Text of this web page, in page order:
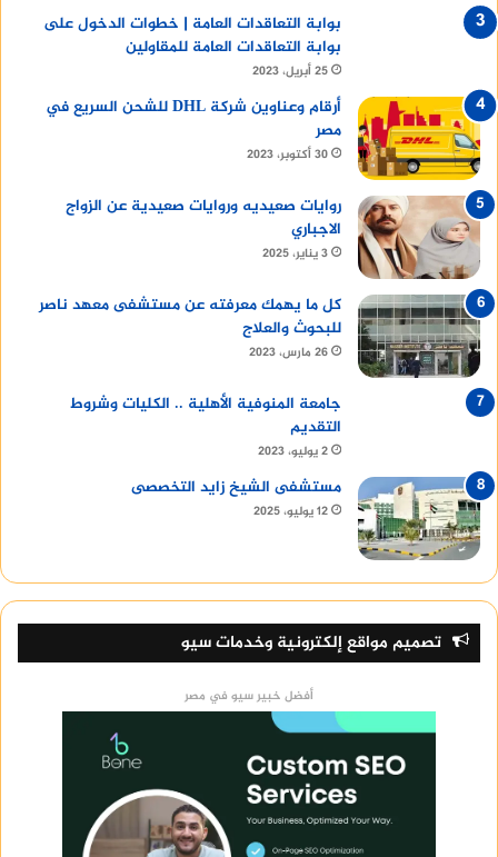
بوابة التعاقدات العامة | خطوات الدخول على
بوابة التعاقدات العامة للمقاولين
25 أبريل، 2023
أرقام وعناوين شركة DHL للشحن السريع في
مصر
30 أكتوبر، 2023
روايات صعيديه وروايات صعيدية عن الزواج
الاجباري
3 يناير، 2025
كل ما يهمك معرفته عن مستشفى معهد ناصر
للبحوث والعلاج
26 مارس، 2023
جامعة المنوفية الأهلية .. الكليات وشروط
التقديم
2 يوليو، 2023
مستشفى الشيخ زايد التخصصى
12 يوليو، 2025
تصميم مواقع إلكترونية وخدمات سيو
أفضل خبير سيو في مصر